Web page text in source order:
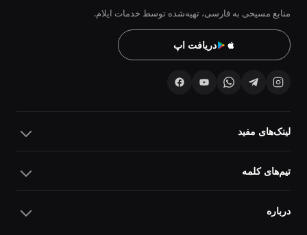
منابع مسیحی به فارسی، تهیه‌شده توسط خدمات ایلام.
دریافت اپ
لینک‌های مفید
تیم‌های کلمه
درباره